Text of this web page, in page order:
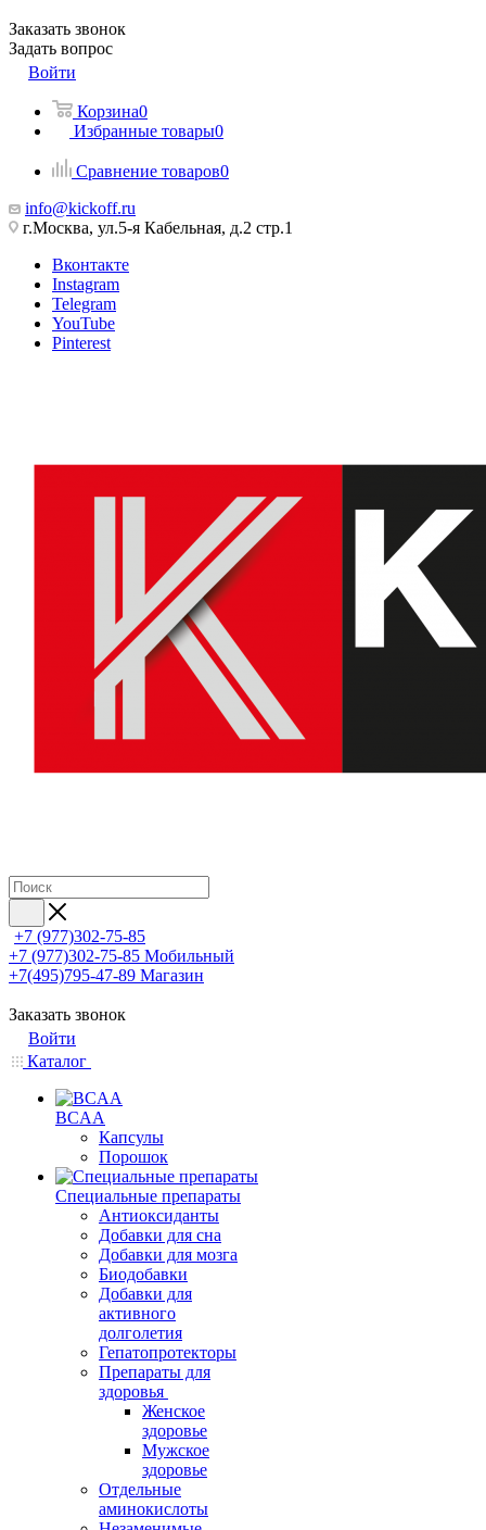
Заказать звонок
Задать вопрос
Войти
Корзина0
Избранные товары0
Сравнение товаров0
info@kickoff.ru
г.Москва, ул.5-я Кабельная, д.2 стр.1
Вконтакте
Instagram
Telegram
YouTube
Pinterest
+7 (977)302-75-85
+7 (977)302-75-85 Мобильный
+7(495)795-47-89 Магазин
Заказать звонок
Войти
Каталог
BCAA
Капсулы
Порошок
Cпециальные препараты
Антиоксиданты
Добавки для сна
Добавки для мозга
Биодобавки
Добавки для
активного
долголетия
Гепатопротекторы
Препараты для
здоровья
Женское
здоровье
Мужское
здоровье
Отдельные
аминокислоты